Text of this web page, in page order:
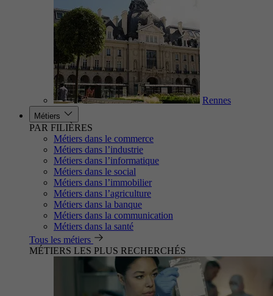
Rennes
Métiers
PAR FILIÈRES
Métiers dans le commerce
Métiers dans l’industrie
Métiers dans l’informatique
Métiers dans le social
Métiers dans l’immobilier
Métiers dans l’agriculture
Métiers dans la banque
Métiers dans la communication
Métiers dans la santé
Tous les métiers
MÉTIERS LES PLUS RECHERCHÉS